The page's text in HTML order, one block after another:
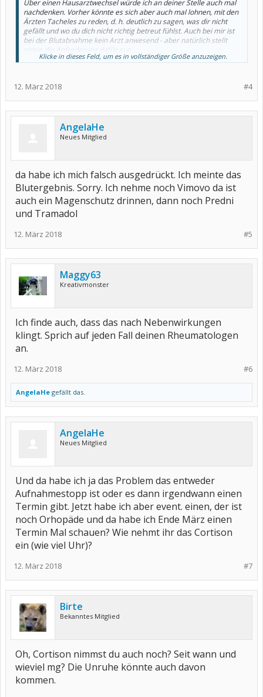
Über einen Hausarztwechsel würde ich an deiner Stelle auch mal
nachdenken. Vorher könnte es sich aber auch mal lohnen, mit den
Ärzten Tacheles zu reden, d. h. deutlich zu sagen, was dir nicht
gefällt und wo du dich nicht richtig betreut fühlst. Auch bei mir ist
bei der Blutabnahme kein Arzt anwesend - aber natürlich stellt
wird bei längerer Einnahme ein Magenschutz (z. B. Omeprazol,
Klicke in dieses Feld, um es in vollständiger Größe anzuzeigen.
#4
12. März 2018
AngelaHe
Neues Mitglied
da habe ich mich falsch ausgedrückt. Ich meinte das
Blutergebnis. Sorry. Ich nehme noch Vimovo da ist
auch ein Magenschutz drinnen, dann noch Predni
und Tramadol
#5
12. März 2018
Maggy63
Kreativmonster
Ich finde auch, dass das nach Nebenwirkungen
klingt. Sprich auf jeden Fall deinen Rheumatologen
an.
#6
12. März 2018
AngelaHe gefällt das.
AngelaHe
Neues Mitglied
Und da habe ich ja das Problem das entweder
Aufnahmestopp ist oder es dann irgendwann einen
Termin gibt. Jetzt habe ich aber event. einen, der ist
noch Orhopäde und da habe ich Ende März einen
Termin Mal schauen? Wie nehmt ihr das Cortison
ein (wie viel Uhr)?
#7
12. März 2018
Birte
Bekanntes Mitglied
Oh, Cortison nimmst du auch noch? Seit wann und
wieviel mg? Die Unruhe könnte auch davon
kommen.